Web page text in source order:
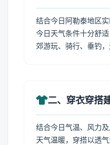
结合今日阿勒泰地区
今日天气条件十分舒
郊游玩、骑行、垂钓
二、穿衣穿搭
结合今日气温、风力
天气温暖，穿搭以透